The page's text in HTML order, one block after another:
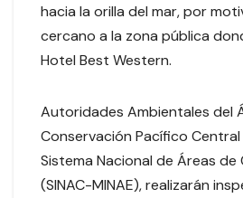
hacia la orilla del mar, por
cercano a la zona pública
Hotel Best Western.
Autoridades Ambientales del
Conservación Pacífico Central
Sistema Nacional de Áreas de
(SINAC-MINAE), realizarán